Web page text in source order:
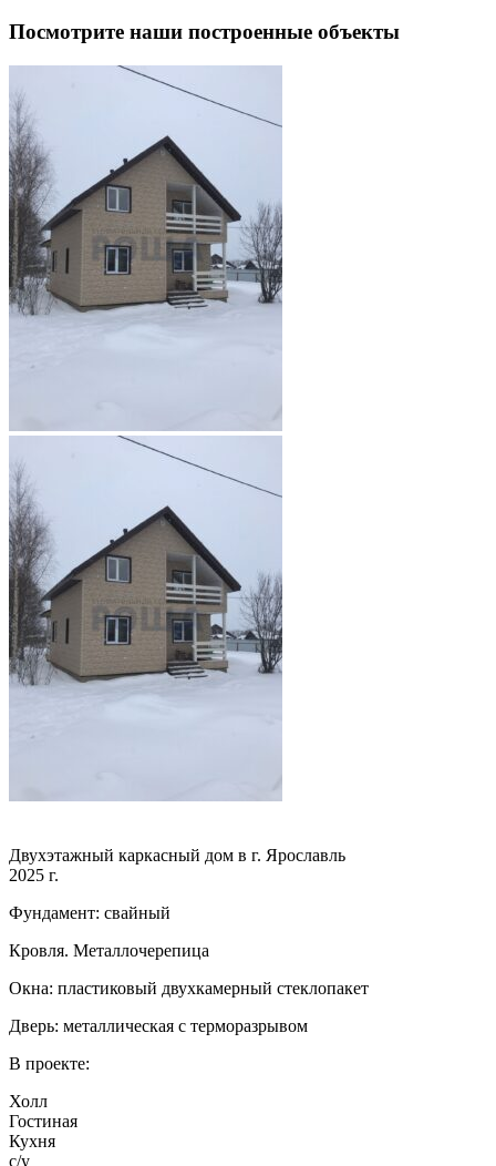
Посмотрите наши построенные объекты
Двухэтажный каркасный дом в г. Ярославль
2025 г.
Фундамент: свайный
Кровля. Металлочерепица
Окна: пластиковый двухкамерный стеклопакет
Дверь: металлическая с терморазрывом
В проекте:
Холл
Гостиная
Кухня
с/у